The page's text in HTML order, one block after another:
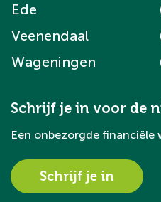
Ede
Veenendaal
Wageningen
Schrijf je in voor de
Een onbezorgde
Schrijf je in